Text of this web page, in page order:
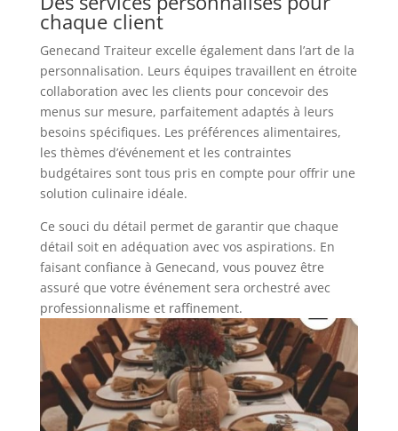
chaque client
Genecand Traiteur excelle également dans l’art de la
personnalisation. Leurs équipes travaillent en étroite
collaboration avec les clients pour concevoir des
menus sur mesure, parfaitement adaptés à leurs
besoins spécifiques. Les préférences alimentaires,
les thèmes d’événement et les contraintes
budgétaires sont tous pris en compte pour offrir une
solution culinaire idéale.
Ce souci du détail permet de garantir que chaque
détail soit en adéquation avec vos aspirations. En
faisant confiance à Genecand, vous pouvez être
assuré que votre événement sera orchestré avec
professionnalisme et raffinement.